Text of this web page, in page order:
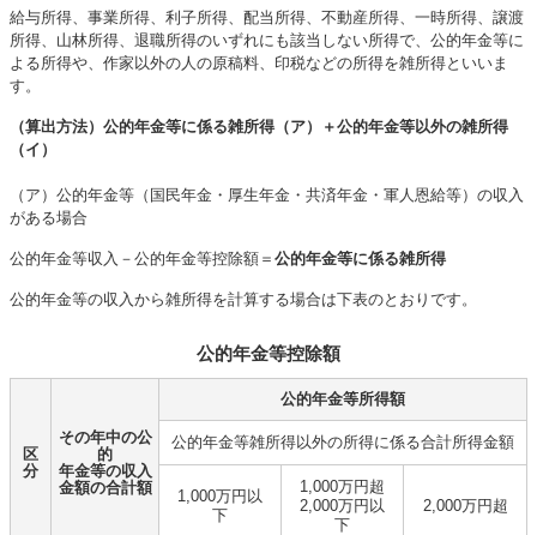
給与所得、事業所得、利子所得、配当所得、不動産所得、一時所得、譲渡
所得、山林所得、退職所得のいずれにも該当しない所得で、公的年金等に
よる所得や、作家以外の人の原稿料、印税などの所得を雑所得といいま
す。
（算出方法）公的年金等に係る雑所得（ア）＋公的年金等以外の雑所得
（イ）
（ア）公的年金等（国民年金・厚生年金・共済年金・軍人恩給等）の収入
がある場合
公的年金等収入－公的年金等控除額＝ 公的年金等に係る雑所得
公的年金等の収入から雑所得を計算する場合は下表のとおりです。
公的年金等控除額
区
分
その年中の公
的
年金等の収入
金額の合計額
公的年金等所得額
公的年金等雑所得以外の所得に係る合計所得金額
1,000万円以
下
1,000万円超
2,000万円以
下
2,000万円超